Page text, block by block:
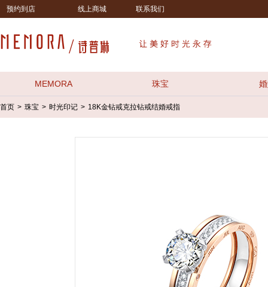
预约到店 线上商城 联系我们
MEMORA 珠宝
首页 > 珠宝 > 时光印记 > 18K金钻戒克拉钻戒结婚戒指